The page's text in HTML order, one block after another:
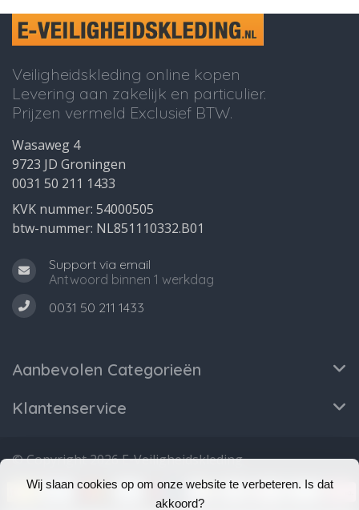
Wij slaan cookies op om onze website te verbeteren. Is dat
akkoord?
Veiligheidskleding online kopen
Levering aan zakelijk en particulier.
Prijzen vermeld Exclusief BTW.
Wasaweg 4
9723 JD Groningen
0031 50 211 1433
KVK nummer: 54000505
btw-nummer: NL851110332.B01
Support via email
Antwoord binnen 1 werkdag
0031 50 211 1433
Aanbevolen Categorieën
Klantenservice
© Copyright 2026 E-Veiligheidskleding